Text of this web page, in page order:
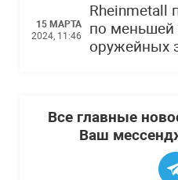
15 МАРТА
2024, 11:46
Rheinmetall
по меньшей
оружейных
Все главные
Ваш